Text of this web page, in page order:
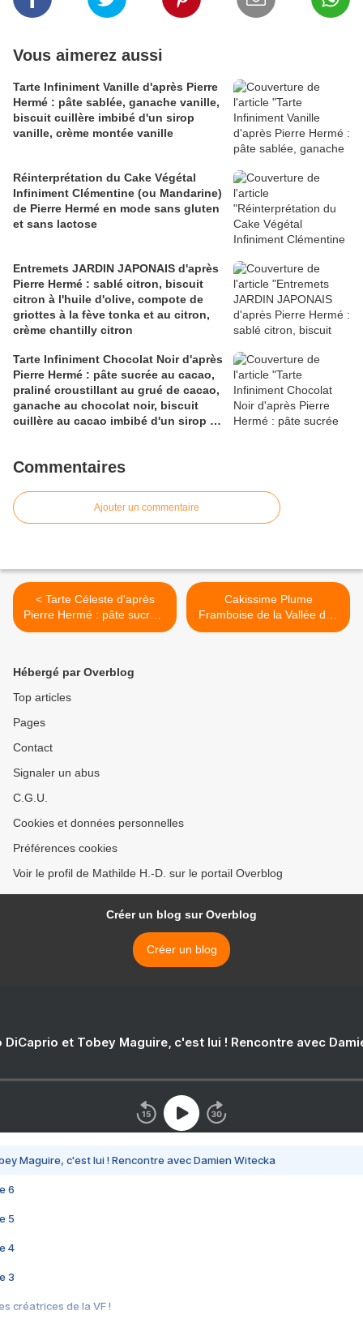
Vous aimerez aussi
Tarte Infiniment Vanille d'après Pierre
Hermé : pâte sablée, ganache vanille,
biscuit cuillère imbibé d'un sirop
vanille, crème montée vanille
Réinterprétation du Cake Végétal
Infiniment Clémentine (ou Mandarine)
de Pierre Hermé en mode sans gluten
et sans lactose
Entremets JARDIN JAPONAIS d'après
Pierre Hermé : sablé citron, biscuit
citron à l'huile d'olive, compote de
griottes à la fève tonka et au citron,
crème chantilly citron
Tarte Infiniment Chocolat Noir d'après
Pierre Hermé : pâte sucrée au cacao,
praliné croustillant au grué de cacao,
ganache au chocolat noir, biscuit
cuillère au cacao imbibé d'un sirop au
Commentaires
Ajouter un commentaire
< Tarte Céleste d'après
Pierre Hermé : pâte sucrée,
confit rhubarbe fraise,
Cakissime Plume
Framboise de la Vallée des
Rois d'après Nicolas
Hébergé par Overblog
Top articles
Pages
Contact
Signaler un abus
C.G.U.
Cookies et données personnelles
Préférences cookies
Voir le profil de Mathilde H.-D. sur le portail Overblog
Créer un blog sur Overblog
Créer un blog
DiCaprio et Tobey Maguire, c'est lui ! Rencontre avec
Maguire, c'est lui ! Rencontre avec Damien Witecka
6
5
4
3
créatrices de la VF !